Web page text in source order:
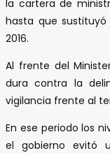
la cartera de
hasta que
2016.
Al frente del
dura contra la
vigilancia frente al
En ese periodo los
el gobierno evitó